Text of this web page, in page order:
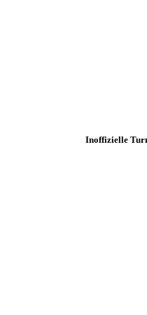
Inoffizielle